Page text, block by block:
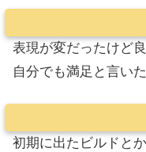
表現が変だったけど
自分でも満足と言い
初期に出たビルドと